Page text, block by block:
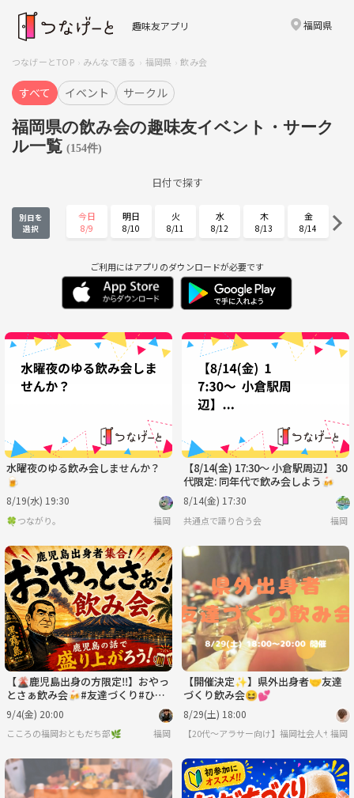
趣味友アプリ 福岡県
つなげーとTOP みんなで語る 福岡県 飲み会
すべて イベント サークル
福岡県の飲み会の趣味友イベント・サーク
ル一覧 (154件)
日付で探す
別日を
選択
今日
8/9
明日
8/10
火
8/11
水
8/12
木
8/13
金
8/14
8/15 8/16 8/17 8/18 8/19
金
8/21
土
8/22
月
8/24
火
8/25
8/27 8/28 8/29 8/30 8/31 9/1
水
9/2
木
9/3
土
9/5
日
9/6
ご利用にはアプリのダウンロードが必要です
水曜夜のゆる飲み会しませんか？
🍺
8/19(水) 19:30
🍀つながり。 福岡
【8/14(金) 17:30～ 小倉駅周辺】 30
代限定: 同年代で飲み会しよう🍻
8/14(金) 17:30
共通点で語り合う会 福岡
【🌋鹿児島出身の方限定‼️】おやっ
とさぁ飲み会🍻#友達づくり#ひと
り参加歓迎！
9/4(金) 20:00
こころの福岡おともだち部🌿 福岡
【開催決定✨】県外出身者🤝友達
づくり飲み会😆💕
8/29(土) 18:00
【20代〜アラサー向け】福岡社会人サ
福岡